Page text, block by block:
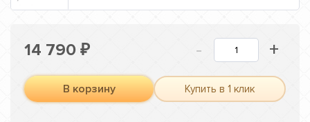
14 790 ₽ - +
В корзину Купить в 1 клик